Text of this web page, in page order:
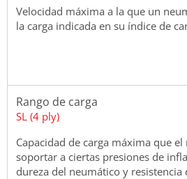
Velocidad máxima a la que un
la carga indicada en su índice de
Rango de carga
SL (4 ply)
Capacidad de carga máxima que
soportar a ciertas presiones de
dureza del neumático y resistencia